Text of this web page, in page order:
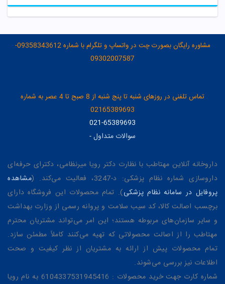
مشاوره رایگان بصورت چت در واتساپ و تلگرام با شماره 09358343612-
09302007587
تماس تلفنی در روزهای شنبه تا پنج شنبه از 8 صبح تا 4 عصر به شماره
02165389693
021-65389693
سوالات متداول-
داروخانه آنلاین مهتاطب با نظارت دکتر رویا میرنظامی، دکترای حرفه‌ای
داروسازی شماره نظام پزشکی: د-3247، فعالیت می‌کند. (
مشاهده
پروفایل در سامانه نظام پزشکی). تمام محصولات این فروشگاه دارای
برچسب اصالت کالا، کد سیب سلامت و پروانه رسمی از وزارت بهداشت
و سایر سازمان‌های مربوطه هستند؛ این امر می‌تواند مشتریان محترم
مهتاطب را از اصالت محصولاتی که تهیه می‌کنند کاملاً مطمئن سازد.
تمام محصولات پیش از ارائه به مشتریان از نظر کیفیت و صحت
اطلاعات نیز بررسی می‌شوند.
شماره کارت جهت خرید محصولات : 6104337531945416 به نام رویا